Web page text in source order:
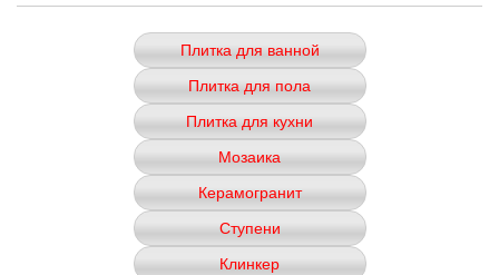
Плитка для ванной
Плитка для пола
Плитка для кухни
Мозаика
Керамогранит
Ступени
Клинкер